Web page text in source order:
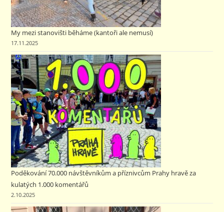
My mezi stanovišti běháme (kantoři ale nemusí)
17.11.2025
Poděkování 70.000 návštěvníkům a příznivcům Prahy hravě za
kulatých 1.000 komentářů
2.10.2025